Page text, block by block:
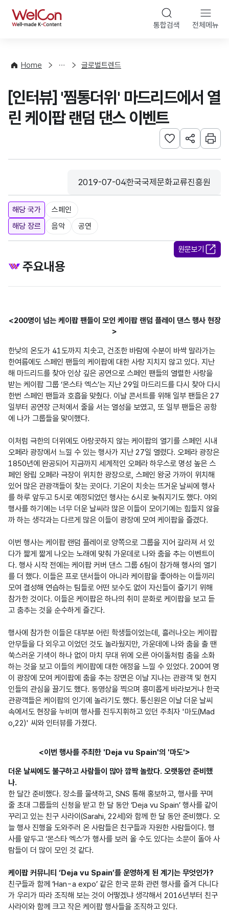
WelCon 통합검색 전체메뉴
Home
향
계
글로벌트렌드
[인터뷰] '찜통더위' 마드리드에서 열
린 케이팝 랜덤 댄스 이벤트
관심사 등록하기
URL 공유하
인쇄
등록일
2019-07-04
수집기관
한국국제문화교류진흥원
해당 국가
스페인
해당 장르
음악 공연
원문보기
주요내용
<200명이 넘는 케이팝 팬들이 모인 케이팝 랜덤 플레이 댄스 행사 현장
>
한낮의 온도가 41도까지 치솟고, 건조한 바람에 수분이 바싹 말라가는
한여름에도 스페인 팬들의 케이팝에 대한 사랑 지치지 않고 있다. 지난
해 마드리드를 찾아 인상 깊은 공연으로 스페인 팬들의 열렬한 사랑을
받는 케이팝 그룹 ‘몬스타 엑스’는 지난 29일 마드리드를 다시 찾아 다시
한번 스페인 팬들과 호흡을 맞췄다. 이날 콘서트를 위해 일부 팬들은 27
일부터 공연장 근처에서 줄을 서는 열성을 보였고, 또 일부 팬들은 공항
에 나가 그룹들을 맞이했다.
이처럼 극한의 더위에도 아랑곳하지 않는 케이팝의 열기를 스페인 시내
오페라 광장에서 느낄 수 있는 행사가 지난 27일 열렸다. 오페라 광장은
1850년에 완공되어 지금까지 세계적인 오페라 하우스로 명성 높은 스
페인 왕립 오페라 극장이 위치한 광장으로, 스페인 왕궁 가까이 위치해
있어 많은 관광객들이 찾는 곳이다. 기온이 치솟는 뜨거운 날씨에 행사
를 하루 앞두고 5시로 예정되었던 행사는 6시로 늦춰지기도 했다. 야외
행사를 하기에는 너무 더운 날씨라 많은 이들이 모이기에는 힘들지 않을
까 하는 생각과는 다르게 많은 이들이 광장에 모여 케이팝을 즐겼다.
이번 행사는 케이팝 랜덤 플레이로 양쪽으로 그룹을 지어 갈라져 서 있
다가 짧게 짧게 나오는 노래에 맞춰 가운데로 나와 춤을 추는 이벤트이
다. 행사 시작 전에는 케이팝 커버 댄스 그룹 6팀이 참가해 행사의 열기
를 더 했다. 이들은 프로 댄서들이 아니라 케이팝을 좋아하는 이들끼리
모여 결성해 연습하는 팀들로 어떤 보수도 없이 자신들이 즐기기 위해
참가한 것이다. 이들은 케이팝은 하나의 취미 문화로 케이팝을 보고 듣
고 춤추는 것을 순수하게 즐긴다.
행사에 참가한 이들은 대부분 어린 학생들이었는데, 흘러나오는 케이팝
안무들을 다 외우고 이었던 것도 놀라웠지만, 가운데에 나와 춤을 출 땐
쑥스러운 기색이 하나 없이 마치 무대 위에 오른 아이돌처럼 춤을 소화
하는 것을 보고 이들의 케이팝에 대한 애정을 느낄 수 있었다. 200여 명
이 광장에 모여 케이팝에 춤을 추는 장면은 이날 지나는 관광객 및 현지
인들의 관심을 끌기도 했다. 동영상을 찍으며 흥미롭게 바라보거나 한국
관광객들은 케이팝의 인기에 놀라기도 했다. 통신원은 이날 더운 날씨
속에서도 현장을 누비며 행사를 진두지휘하고 있던 주최자 '마도(Mad
o,22)' 씨와 인터뷰를 가졌다.
<이번 행사를 주최한 'Deja vu Spain'의 '마도'>
더운 날씨에도 불구하고 사람들이 많아 깜짝 놀랐다. 오랫동안 준비했
나.
한 달간 준비했다. 장소를 물색하고, SNS 통해 홍보하고, 행사를 꾸며
줄 초대 그룹들의 신청을 받고 한 달 동안 ‘Deja vu Spain’ 행사를 같이
꾸리고 있는 친구 사라이(Sarahi, 22세)와 함께 한 달 동안 준비했다. 오
늘 행사 진행을 도와주러 온 사람들은 친구들과 자원한 사람들이다. 행
사를 앞두고 ‘몬스타 엑스’가 행사를 보러 올 수도 있다는 소문이 돌아 사
람들이 더 많이 모인 것 같다.
케이팝 커뮤니티 ‘Deja vu Spain’를 운영하게 된 계기는 무엇인가?
친구들과 함께 ‘Han-a expo’ 같은 한국 문화 관련 행사를 즐겨 다니다
가 우리가 따라 조직해 보는 것이 어떻겠냐 생각해서 2016년부터 친구
사라이와 함께 크고 작은 케이팝 행사들을 조직하고 있다.